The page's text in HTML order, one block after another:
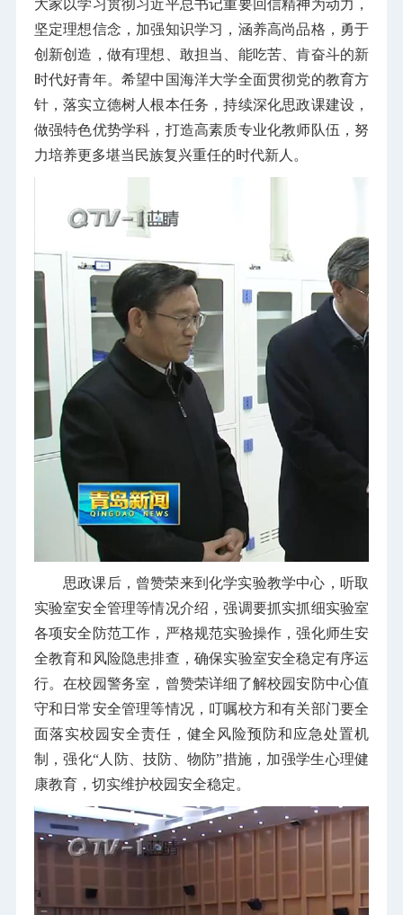
大家以学习贯彻习近平总书记重要回信精神为动力，
坚定理想信念，加强知识学习，涵养高尚品格，勇于
创新创造，做有理想、敢担当、能吃苦、肯奋斗的新
时代好青年。希望中国海洋大学全面贯彻党的教育方
针，落实立德树人根本任务，持续深化思政课建设，
做强特色优势学科，打造高素质专业化教师队伍，努
力培养更多堪当民族复兴重任的时代新人。
思政课后，曾赞荣来到化学实验教学中心，听取
实验室安全管理等情况介绍，强调要抓实抓细实验室
各项安全防范工作，严格规范实验操作，强化师生安
全教育和风险隐患排查，确保实验室安全稳定有序运
行。在校园警务室，曾赞荣详细了解校园安防中心值
守和日常安全管理等情况，叮嘱校方和有关部门要全
面落实校园安全责任，健全风险预防和应急处置机
制，强化“人防、技防、物防”措施，加强学生心理健
康教育，切实维护校园安全稳定。